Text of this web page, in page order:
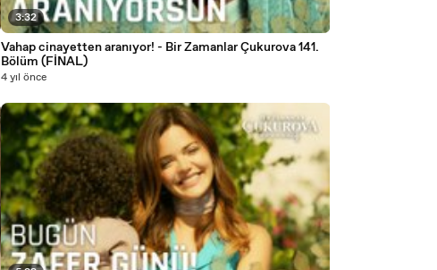
3:32
Vahap cinayetten aranıyor! - Bir Zamanlar Çukurova 141.
Bölüm (FİNAL)
4 yıl önce